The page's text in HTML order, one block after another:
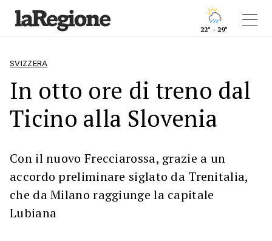
22° - 29°
SVIZZERA
In otto ore di treno dal
Ticino alla Slovenia
Con il nuovo Frecciarossa, grazie a un
accordo preliminare siglato da Trenitalia,
che da Milano raggiunge la capitale
Lubiana